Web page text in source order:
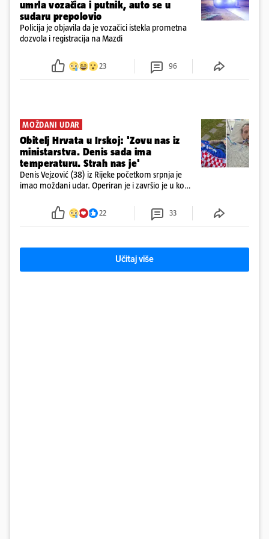
umrla vozačica i putnik, auto se u
sudaru prepolovio
Policija je objavila da je vozačici istekla prometna
dozvola i registracija na Mazdi
23 96
MOŽDANI UDAR
Obitelj Hrvata u Irskoj: 'Zovu nas iz
ministarstva. Denis sada ima
temperaturu. Strah nas je'
Denis Vejzović (38) iz Rijeke početkom srpnja je
imao moždani udar. Operiran je i završio je u komi.
tamošnji liječnici ne vjeruju u oporavak: 'Imamo
22 33
Učitaj više